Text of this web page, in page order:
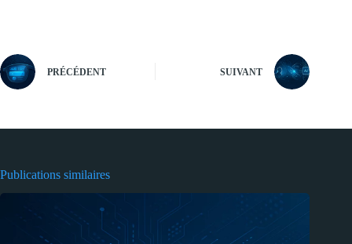
PRÉCÉDENT SUIVANT
Publications similaires